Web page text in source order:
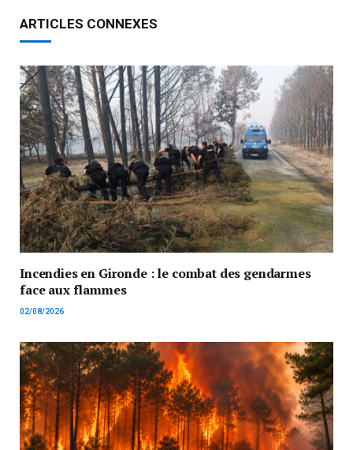
ARTICLES CONNEXES
Incendies en Gironde : le combat des gendarmes
face aux flammes
02/08/2026